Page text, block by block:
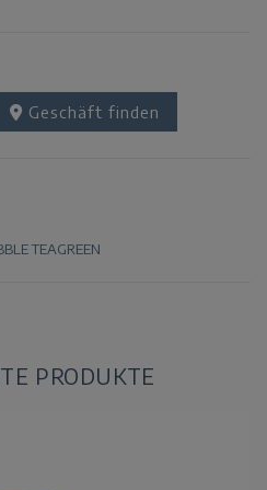
Geschäft finden
TEAGREEN
PRODUKTE